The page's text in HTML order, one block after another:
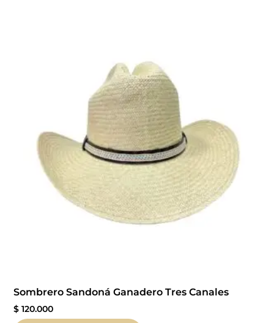
Sombrero Sandoná Ganadero Tres Canales
$ 120.000